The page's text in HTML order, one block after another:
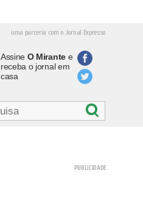
uma parceria com o Jornal Expresso
Assine O Mirantee
receba o jornal em
casa